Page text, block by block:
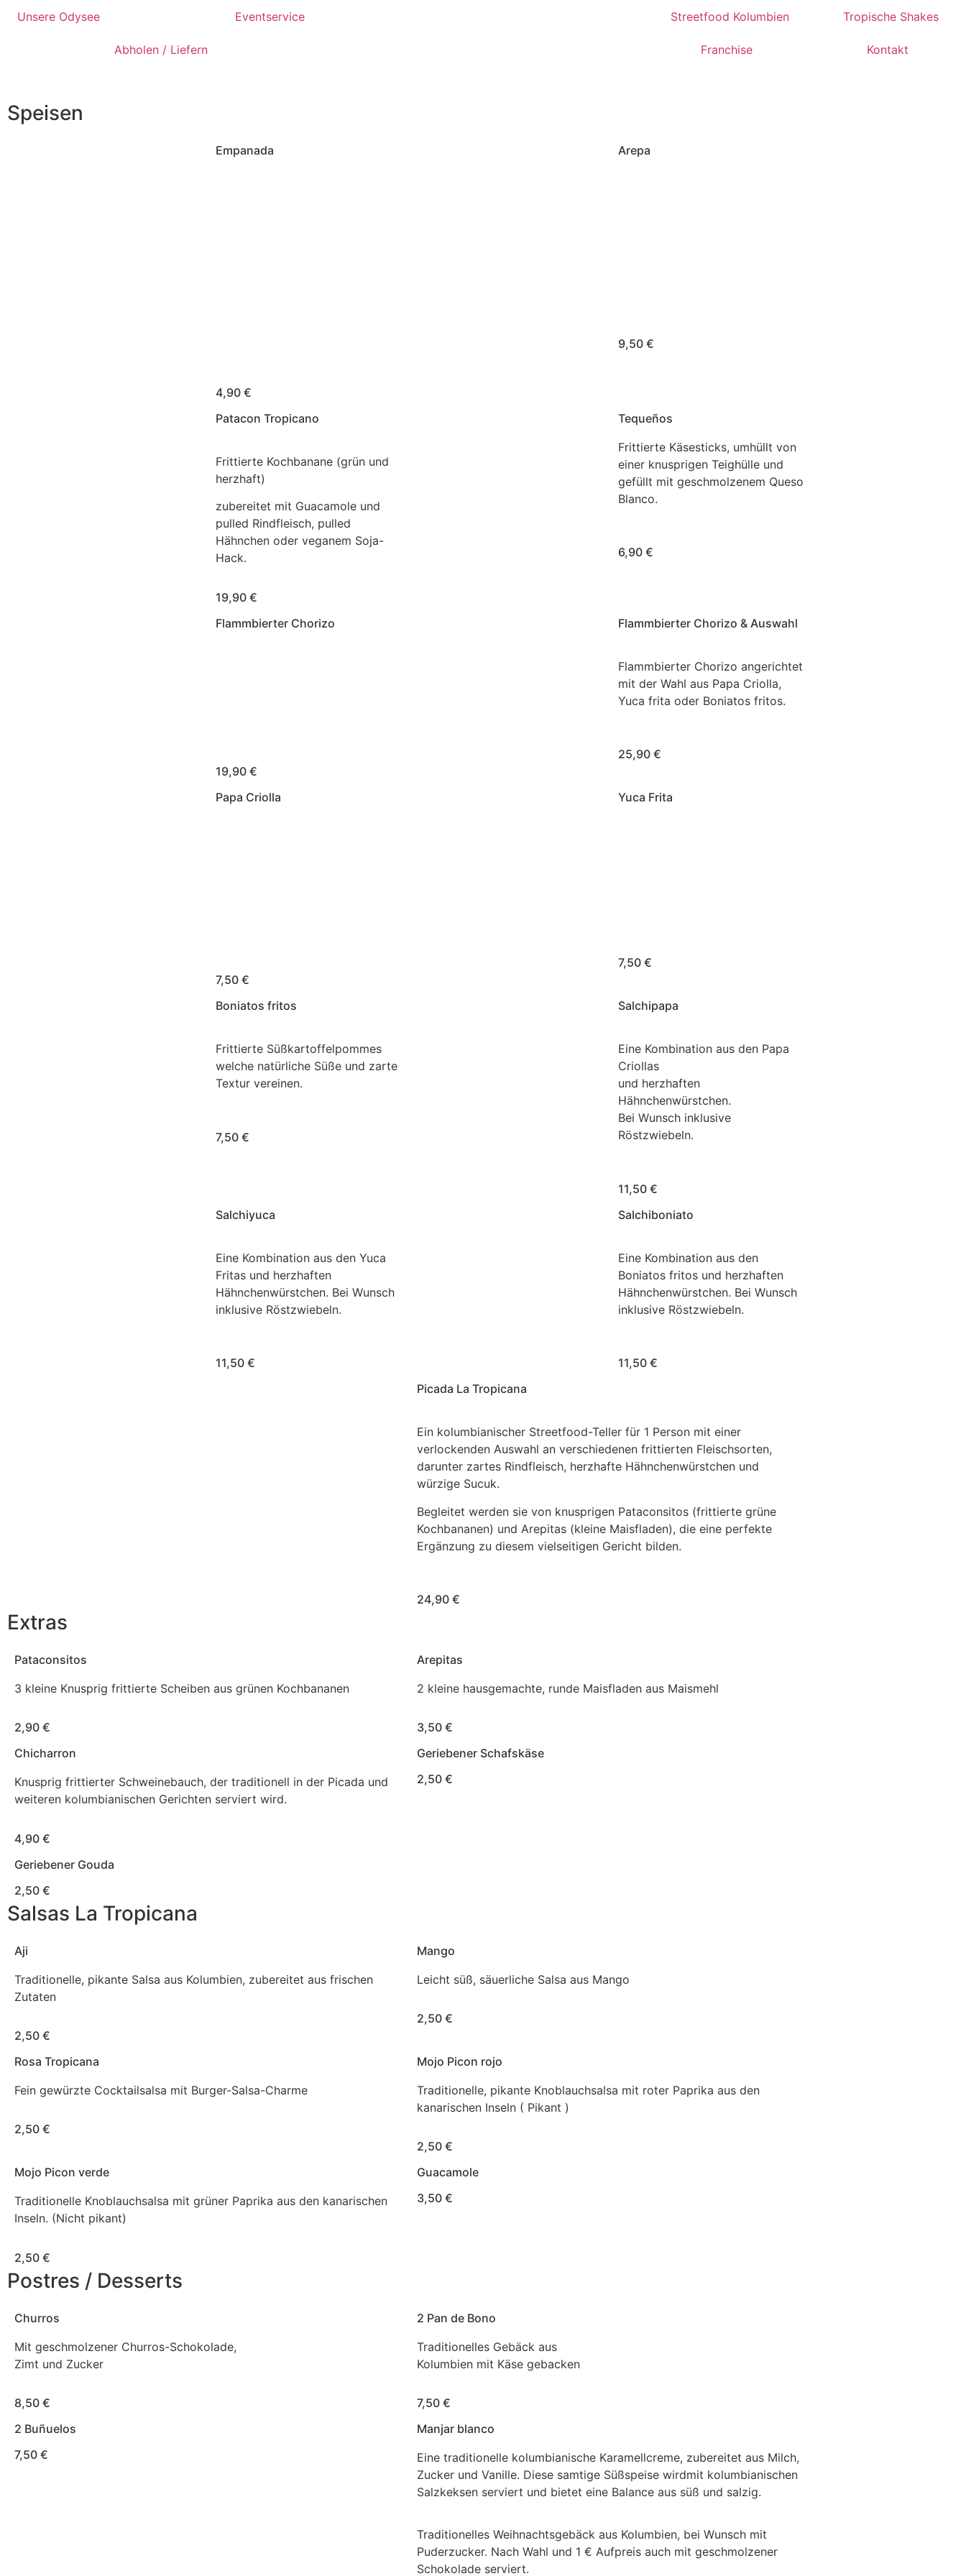
Unsere Odysee Eventservice
Abholen / Liefern
Streetfood Kolumbien Tropische Shakes
Franchise Kontakt
Speisen
Empanada
4,90 €
Arepa
9,50 €
Patacon Tropicano
Frittierte Kochbanane (grün und
herzhaft)
zubereitet mit Guacamole und
pulled Rindfleisch, pulled
Hähnchen oder veganem Soja-
Hack.
19,90 €
Tequeños
Frittierte Käsesticks, umhüllt von
einer knusprigen Teighülle und
gefüllt mit geschmolzenem Queso
Blanco.
6,90 €
Flammbierter Chorizo
19,90 €
Flammbierter Chorizo & Auswahl
Flammbierter Chorizo angerichtet
mit der Wahl aus Papa Criolla,
Yuca frita oder Boniatos fritos.
25,90 €
Papa Criolla
7,50 €
Yuca Frita
7,50 €
Boniatos fritos
Frittierte Süßkartoffelpommes
welche natürliche Süße und zarte
Textur vereinen.
7,50 €
Salchipapa
Eine Kombination aus den Papa
Criollas
und herzhaften
Hähnchenwürstchen.
Bei Wunsch inklusive
Röstzwiebeln.
11,50 €
Salchiyuca
Eine Kombination aus den Yuca
Fritas und herzhaften
Hähnchenwürstchen. Bei Wunsch
inklusive Röstzwiebeln.
11,50 €
Salchiboniato
Eine Kombination aus den
Boniatos fritos und herzhaften
Hähnchenwürstchen. Bei Wunsch
inklusive Röstzwiebeln.
11,50 €
Picada La Tropicana
Ein kolumbianischer Streetfood-Teller für 1 Person mit einer
verlockenden Auswahl an verschiedenen frittierten Fleischsorten,
darunter zartes Rindfleisch, herzhafte Hähnchenwürstchen und
würzige Sucuk.
Begleitet werden sie von knusprigen Pataconsitos (frittierte grüne
Kochbananen) und Arepitas (kleine Maisfladen), die eine perfekte
Ergänzung zu diesem vielseitigen Gericht bilden.
24,90 €
Extras
Pataconsitos
3 kleine Knusprig frittierte Scheiben aus grünen Kochbananen
2,90 €
Arepitas
2 kleine hausgemachte, runde Maisfladen aus Maismehl
3,50 €
Chicharron
Knusprig frittierter Schweinebauch, der traditionell in der Picada und
weiteren kolumbianischen Gerichten serviert wird.
4,90 €
Geriebener Schafskäse
2,50 €
Geriebener Gouda
2,50 €
Salsas La Tropicana
Aji
Traditionelle, pikante Salsa aus Kolumbien, zubereitet aus frischen
Zutaten
2,50 €
Mango
Leicht süß, säuerliche Salsa aus Mango
2,50 €
Rosa Tropicana
Fein gewürzte Cocktailsalsa mit Burger-Salsa-Charme
2,50 €
Mojo Picon rojo
Traditionelle, pikante Knoblauchsalsa mit roter Paprika aus den
kanarischen Inseln ( Pikant )
2,50 €
Mojo Picon verde
Traditionelle Knoblauchsalsa mit grüner Paprika aus den kanarischen
Inseln. (Nicht pikant)
2,50 €
Guacamole
3,50 €
Postres / Desserts
Churros
Mit geschmolzener Churros-Schokolade,
Zimt und Zucker
8,50 €
2 Pan de Bono
Traditionelles Gebäck aus
Kolumbien mit Käse gebacken
7,50 €
2 Buñuelos
7,50 €
Manjar blanco
Eine traditionelle kolumbianische Karamellcreme, zubereitet aus Milch,
Zucker und Vanille. Diese samtige Süßspeise wirdmit kolumbianischen
Salzkeksen serviert und bietet eine Balance aus süß und salzig.
Traditionelles Weihnachtsgebäck aus Kolumbien, bei Wunsch mit
Puderzucker. Nach Wahl und 1 € Aufpreis auch mit geschmolzener
Schokolade serviert.